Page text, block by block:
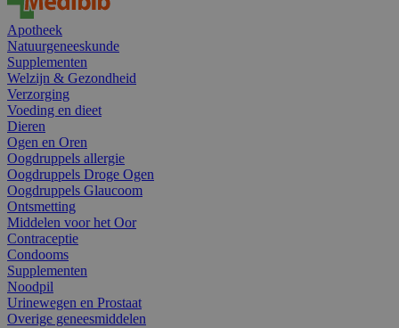
Apotheek
Natuurgeneeskunde
Supplementen
Welzijn & Gezondheid
Verzorging
Voeding en dieet
Dieren
Ogen en Oren
Oogdruppels allergie
Oogdruppels Droge Ogen
Oogdruppels Glaucoom
Ontsmetting
Middelen voor het Oor
Contraceptie
Condooms
Supplementen
Noodpil
Urinewegen en Prostaat
Overige geneesmiddelen